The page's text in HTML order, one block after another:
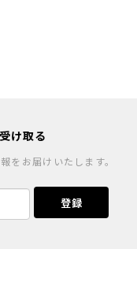
け取る
をお届けいたします。
登録